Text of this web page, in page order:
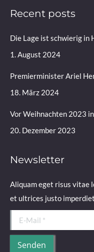
opens
new
window
opens
new
window
opens
new
window
opens
new
Recent posts
Die Lage ist schwierig in
1. August 2024
Premierminister Ariel
18. März 2024
Vor Weihnachten 2023
20. Dezember 2023
Newsletter
Aliquam eget risus vitae
et ultrices justo
E-Mail *
Senden